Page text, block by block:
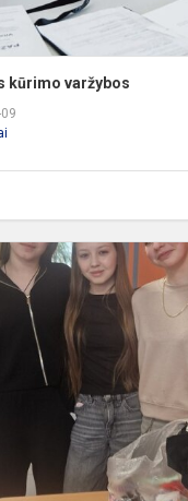
kūrimo varžybos